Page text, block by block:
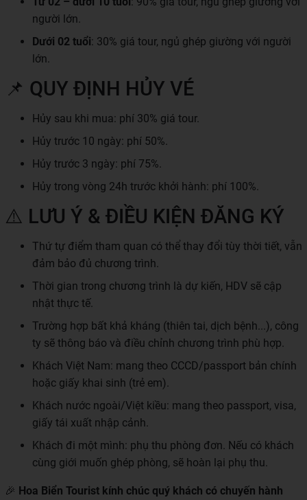
người lớn.
Dưới 02 tuổi: 30% giá tour, ngủ ghép giường với người
lớn.
📌 QUY ĐỊNH HỦY VÉ
Hủy sau khi mua: phí 30% giá tour.
Hủy trước 10 ngày: phí 50%.
Hủy trước 3 ngày: phí 75%.
Hủy trong vòng 24h trước khởi hành: phí 100%.
⚠️ LƯU Ý & ĐIỀU KIỆN ĐĂNG KÝ
Thứ tự điểm tham quan có thể thay đổi tùy thời tiết, vẫn
đảm bảo đủ chương trình.
Thời gian trong chương trình là dự kiến, HDV sẽ cập
nhật thực tế.
Trường hợp bất khả kháng (thiên tai, dịch bệnh...), công
ty sẽ thông báo và điều chỉnh chương trình phù hợp.
Khách Việt Nam: mang theo CCCD/passport bản chính
hoặc giấy khai sinh (trẻ em).
Khách nước ngoài/Việt kiều: mang theo passport, visa,
giấy tái xuất nhập cảnh.
Khách đi một mình: phụ thu phòng đơn. Nếu có khách
cùng giới muốn ghép phòng, sẽ hoàn lại phụ thu.
🎉 Hoa Biển Tourist kính chúc quý khách có chuyến hành